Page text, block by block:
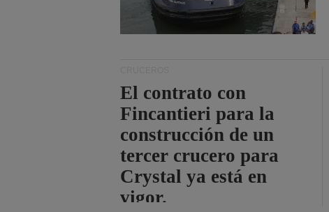
El contrato con
Fincantieri para la
construcción de un
tercer crucero para
Crystal ya está en
vigor.